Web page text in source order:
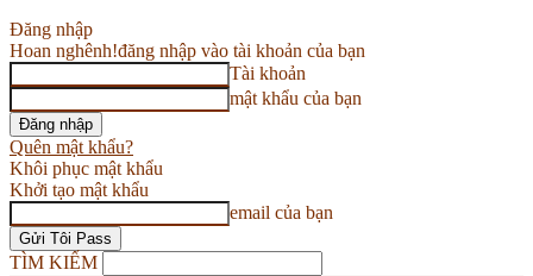
Đăng nhập
Hoan nghênh!đăng nhập vào tài khoản của bạn
Tài khoản
mật khẩu của bạn
Quên mật khẩu?
Khôi phục mật khẩu
Khởi tạo mật khẩu
email của bạn
TÌM KIẾM